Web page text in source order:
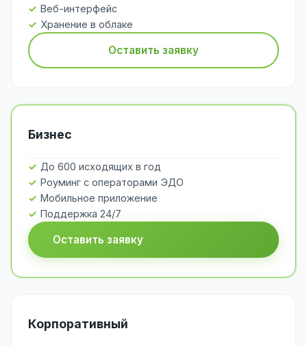
Веб-интерфейс
Хранение в облаке
Оставить заявку
Бизнес
До 600 исходящих в год
Роуминг с операторами ЭДО
Мобильное приложение
Поддержка 24/7
Оставить заявку
Корпоративный